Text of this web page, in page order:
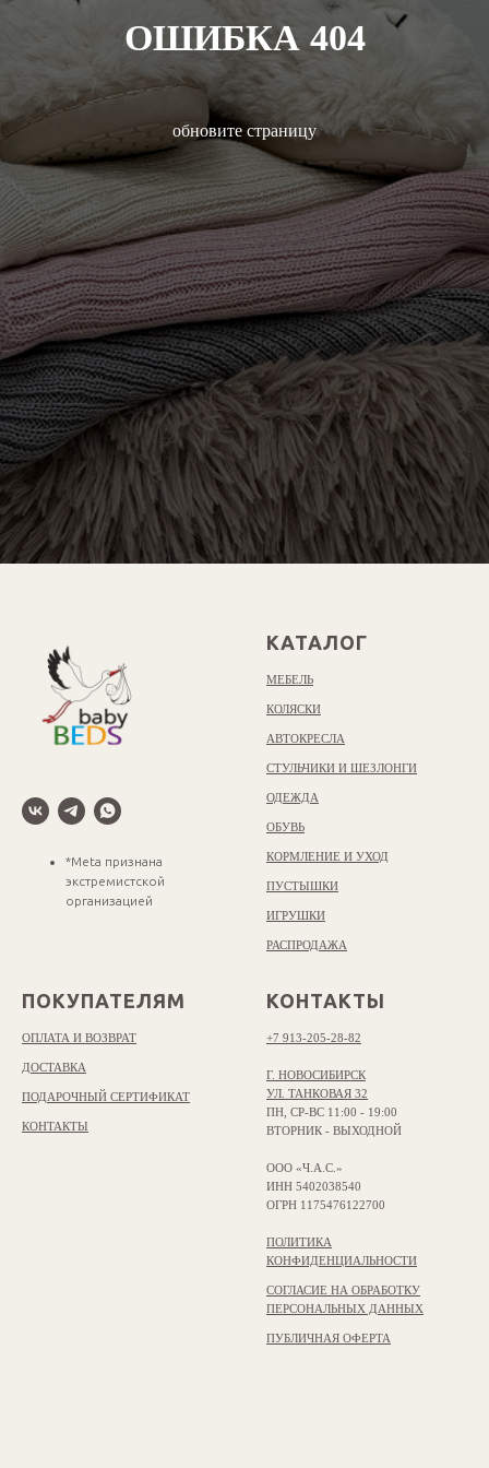
ОШИБКА 404
обновите страницу
*Meta признана
экстремистской
организацией
КАТАЛОГ
МЕБЕЛЬ
КОЛЯСКИ
АВТОКРЕСЛА
СТУЛЬЧИКИ И ШЕЗЛОНГИ
ОДЕЖДА
ОБУВЬ
КОРМЛЕНИЕ И УХОД
ПУСТЫШКИ
ИГРУШКИ
РАСПРОДАЖА
ПОКУПАТЕЛЯМ
ОПЛАТА И ВОЗВРАТ
ДОСТАВКА
ПОДАРОЧНЫЙ СЕРТИФИКАТ
КОНТАКТЫ
КОНТАКТЫ
+7 913-205-28-82
Г. НОВОСИБИРСК
УЛ. ТАНКОВАЯ 32
ПН, СР-ВС 11:00 - 19:00
ВТОРНИК - ВЫХОДНОЙ
ООО «Ч.А.С.»
ИНН 5402038540
ОГРН 1175476122700
ПОЛИТИКА
КОНФИДЕНЦИАЛЬНОСТИ
СОГЛАСИЕ НА ОБРАБОТКУ
ПЕРСОНАЛЬНЫХ ДАННЫХ
ПУБЛИЧНАЯ ОФЕРТА